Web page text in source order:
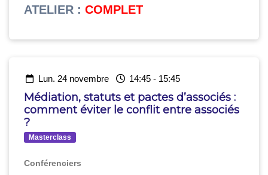
ATELIER : COMPLET
lun. 24 novembre 14:45- 15:45
Médiation, statuts et pactes d’associés :
comment éviter le conflit entre associés
?
Masterclass
Conférenciers